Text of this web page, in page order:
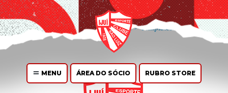
MENU ÁREA DO SÓCIO RUBRO STORE
You cancreate designfor this archive page in the Live Composer.WP
Admin > Live Composer > Templates.